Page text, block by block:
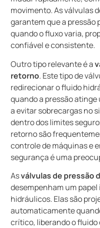
movimento. As válvulas
garantem que a pressão
quando o fluxo varia,
confiável e consistente.
Outro tipo relevante é a
retorno. Este tipo de
redirecionar o fluido
quando a pressão
a evitar sobrecargas no
dentro dos limites
retorno são
controle de máquinas e
segurança é uma
Asválvulas de pressão
desempenham um
hidráulicos. Elas são
automaticamente
crítico, liberando o fluido